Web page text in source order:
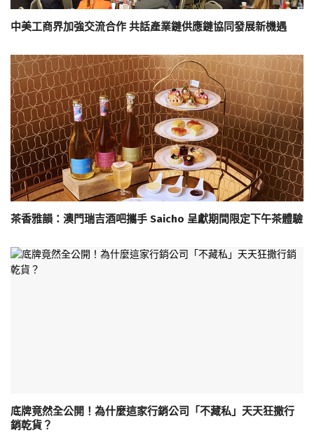
中美工商界加強交流合作 共話產業鏈供應鏈協同發展新機遇
茶香雅韻：澳門瑞吉酒吧攜手 Saicho 呈獻期間限定下午茶體驗
底牌竟然全公開！為什麼這家行銷公司「不藏私」天天狂撒行
銷乾貨？